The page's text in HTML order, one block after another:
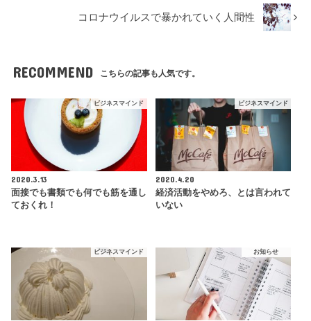
コロナウイルスで暴かれていく人間性
RECOMMEND こちらの記事も人気です。
ビジネスマインド
2020.3.13
面接でも書類でも何でも筋を通し
ておくれ！
ビジネスマインド
2020.4.20
経済活動をやめろ、とは言われて
いない
ビジネスマインド お知らせ